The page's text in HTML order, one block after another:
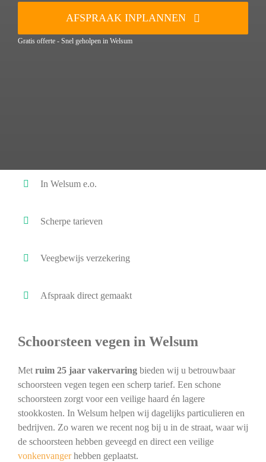
AFSPRAAK INPLANNEN
Gratis offerte - Snel geholpen in Welsum
In Welsum e.o.
Scherpe tarieven
Veegbewijs verzekering
Afspraak direct gemaakt
Schoorsteen vegen in Welsum
Metruim 25 jaar vakervaringbieden wij u betrouwbaar
schoorsteen vegen tegen een scherp tarief. Een schone
schoorsteen zorgt voor een veilige haard én lagere
stookkosten. In Welsum helpen wij dagelijks particulieren en
bedrijven. Zo waren we recent nog bij u in de straat, waar wij
de schoorsteen hebben geveegd en direct een veilige
vonkenvangerhebben geplaatst.